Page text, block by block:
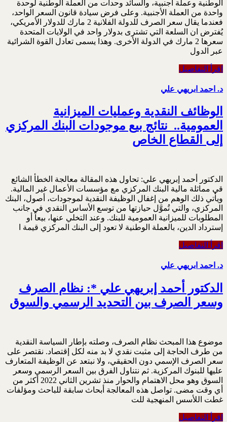
الوطنية وعملة أجنبية، والسائد وحدات من العملة الوطنية لوحدة
واحدة ‏من العملة الأجنبية. وعلى فرض سيادة قانون السعر الواحد،
فعندما يقال سعر الصرف للدولة الفلانية 2 ‏مارك للدولار الأمريكي،
يُفترض ان السلعة التي تشترى بدولار واحد في الولايات المتحدة
سعرها 2 مارك ‏في الدولة الأخرى. وهذا يسمى تعادل القوة الشرائية
عبر الدول
اقرأ التفاصيل
د. احمد ابريهي علي
الوظائف النقدية وعمليات الميزانية
العمومية.. ‏ نتائج بيع موجودات البنك المركزي
إلى القطاع الخاص
الدكتور أحمد إبريهي علي: تحاول هذه المقالة معالجة الخطأ الشائع
قي مماثلة مالية البنك المركزي مع مؤسسات الأعمال غير المالية.
‏ويأتي ذلك الوهم من إغفال الوظيفة النقدية لموجودات، أصول، البنك
المركزي، والتي تُموَّل حيازتها من ‏توسع الأساس النقدي في جانب
المطلوبات للميزانية العمومية للبنك. وعند التخلي عنها، بيعاً أو
إسترداد ‏الدين، بالعملة الوطنية لا تعود إلى البنك المركزي قيمة ا
اقرأ التفاصيل
د. احمد ابريهي علي
الدكتور أحمد إبريهي علي *: نظام الصرف
وسعر الصرف بين التحديد الرسمي والسوق
موضوع هذا المبحث نظام الصرف، وصلته بإطار السياسة النقدية
من طرف الحاجة إلى مثبت نقدي لا بد منه لكل إقتصاد. نقتصر على
سعر الصرف الإسمي دون الحقيقي، ولا نبتعد عن الوظيفة المتعارف
عليها للبنوك المركزية. ثم نتناول الفرق بين السعر الرسمي وسعر
السوق وهو محل الاهتمام والحوار منذ تشرين الثاني 2022 أكثر من
أي وقت مضى. تواصل هذه المعالجة أبحاث سابقة للباحث ومؤلفات
غطت اللأسس المنهجية للت
اقرأ التفاصيل